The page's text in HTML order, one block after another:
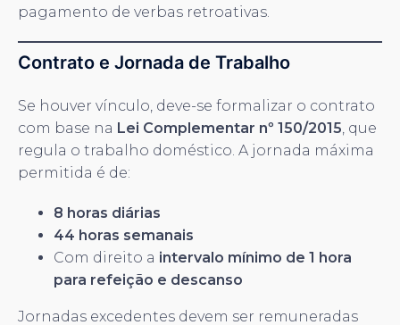
pagamento de verbas retroativas.
Contrato e Jornada de Trabalho
Se houver vínculo, deve-se formalizar o contrato
com base na Lei Complementar nº 150/2015, que
regula o trabalho doméstico. A jornada máxima
permitida é de:
8 horas diárias
44 horas semanais
Com direito a intervalo mínimo de 1 hora
para refeição e descanso
Jornadas excedentes devem ser remuneradas